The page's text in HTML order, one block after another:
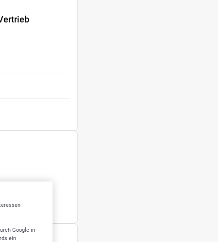
Google in
ein